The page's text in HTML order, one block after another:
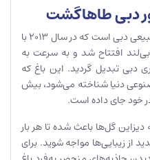
دبی طاهاگشت
باغ معجزه دبی یکی از شگفتی‌های طبیعی دبی است که در سال 2013 با
افتتاح شد و به سرعت به
دبی تبدیل گردید. این باغ که
دنیا شناخته می‌شود، بیش
گل‌ها باعث شده تا هر بار
از زیبایی‌ها مواجه شوید. برای